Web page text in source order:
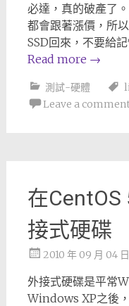
必達，真的破產了
都會跟著漲價，所
SSD回來，不要給
Read more →
測試-硬體
Leave a
在CentOS
接式硬碟
2010 年 09 月 04 日
外接式硬碟是平常
Windows XP之後